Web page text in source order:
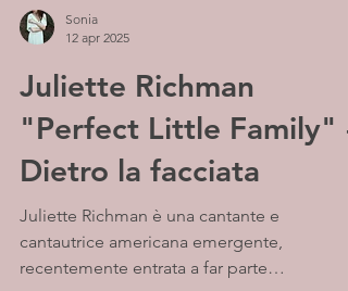
Sonia
12 apr 2025
Juliette Richman
"Perfect Little Family" -
Dietro la facciata
Juliette Richman è una cantante e
cantautrice americana emergente,
recentemente entrata a far parte